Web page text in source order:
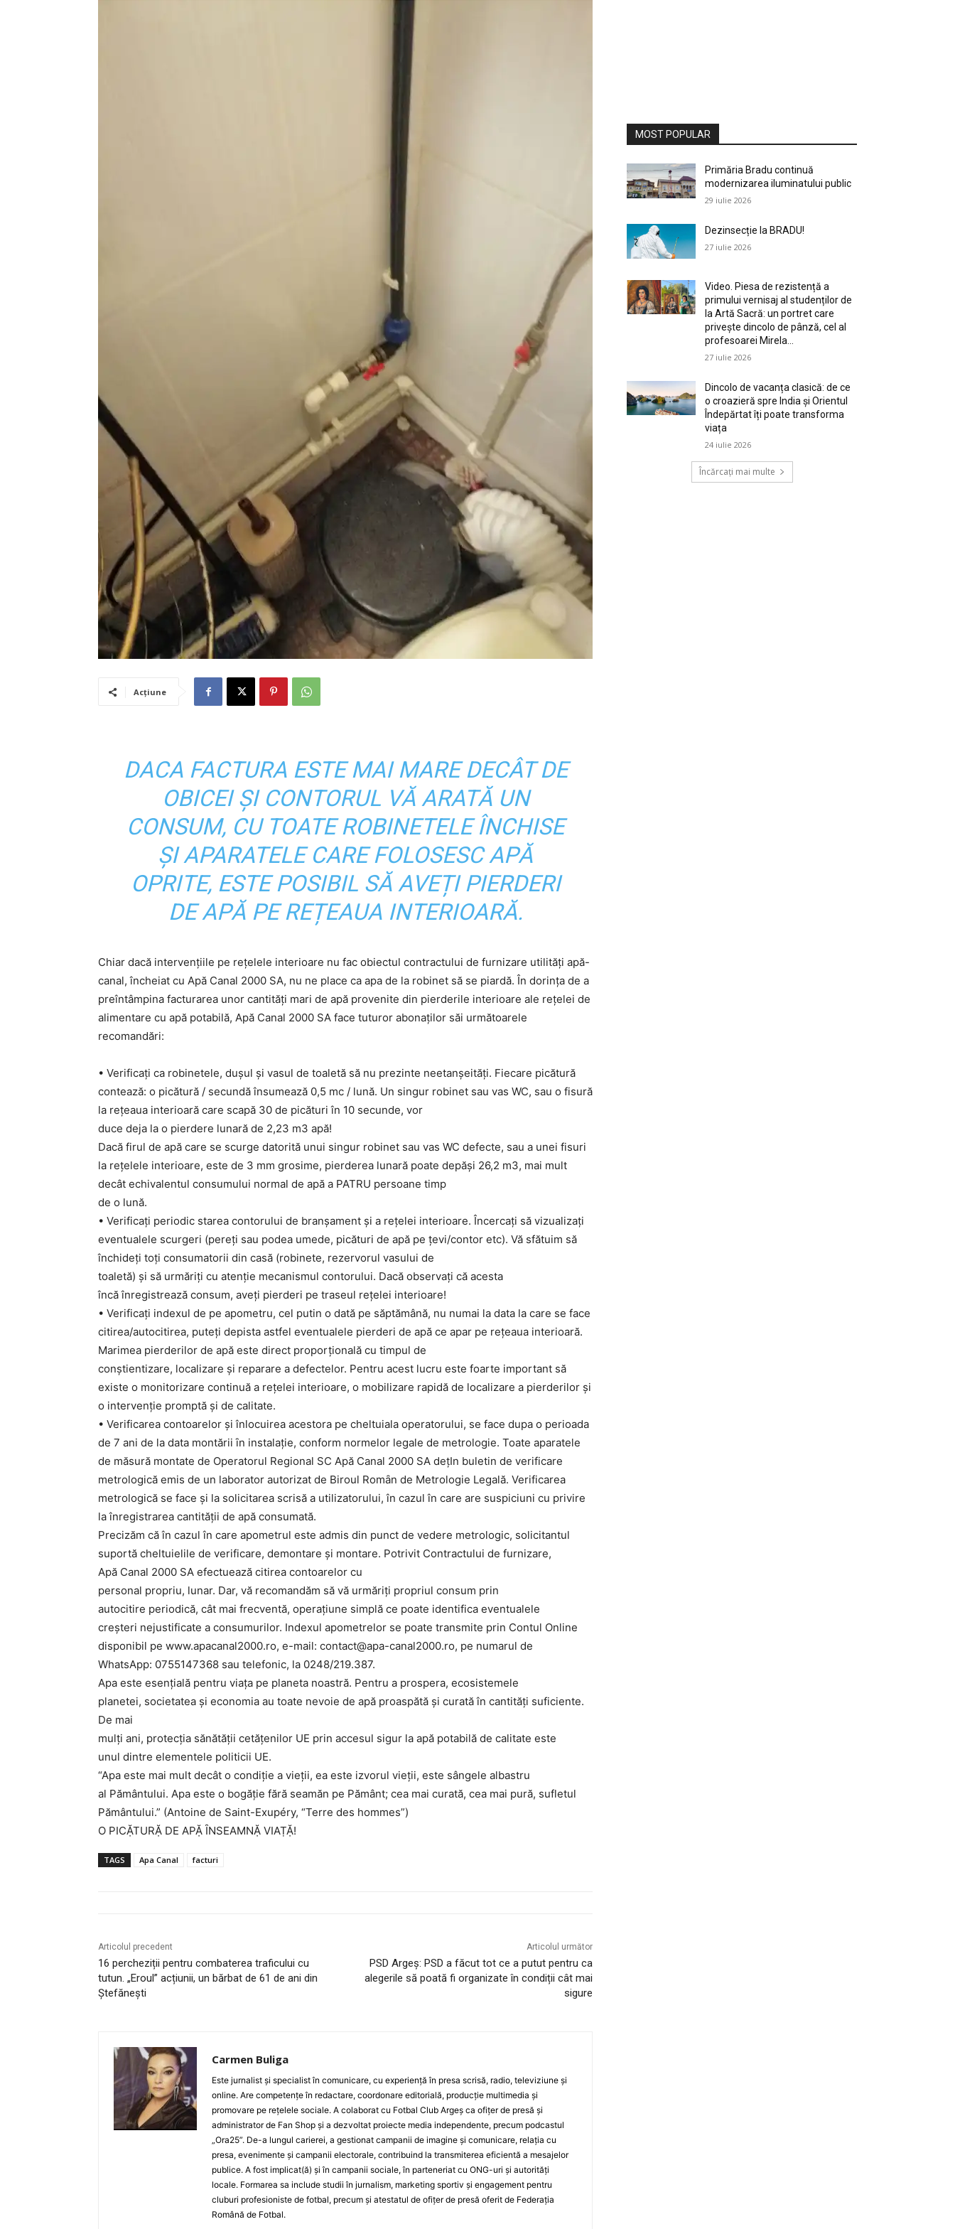
Acțiune
DACA FACTURA ESTE MAI MARE DECÂT DE
OBICEI ȘI CONTORUL VĂ ARATĂ UN
CONSUM, CU TOATE ROBINETELE ÎNCHISE
ȘI APARATELE CARE FOLOSESC APĂ
OPRITE, ESTE POSIBIL SĂ AVEȚI PIERDERI
DE APĂ PE REȚEAUA INTERIOARĂ.
Chiar dacă intervențiile pe rețelele interioare nu fac obiectul contractului de furnizare utilități apă-
canal, încheiat cu Apă Canal 2000 SA, nu ne place ca apa de la robinet să se piardă. În dorința de a
preîntâmpina facturarea unor cantități mari de apă provenite din pierderile interioare ale rețelei de
alimentare cu apă potabilă, Apă Canal 2000 SA face tuturor abonaților săi următoarele
recomandări:
• Verificați ca robinetele, dușul și vasul de toaletă să nu prezinte neetanșeități. Fiecare picătură
contează: o picătură / secundă însumează 0,5 mc / lună. Un singur robinet sau vas WC, sau o fisură
la rețeaua interioară care scapă 30 de picături în 10 secunde, vor
duce deja la o pierdere lunară de 2,23 m3 apă!
Dacă firul de apă care se scurge datorită unui singur robinet sau vas WC defecte, sau a unei fisuri
la rețelele interioare, este de 3 mm grosime, pierderea lunară poate depăşi 26,2 m3, mai mult
decât echivalentul consumului normal de apă a PATRU persoane timp
de o lună.
• Verificați periodic starea contorului de branșament și a rețelei interioare. Încercați să vizualizați
eventualele scurgeri (pereți sau podea umede, picături de apă pe țevi/contor etc). Vă sfătuim să
închideți toți consumatorii din casă (robinete, rezervorul vasului de
toaletă) și să urmăriți cu atenție mecanismul contorului. Dacă observați că acesta
încă înregistrează consum, aveți pierderi pe traseul rețelei interioare!
• Verificați indexul de pe apometru, cel putin o dată pe săptămână, nu numai la data la care se face
citirea/autocitirea, puteți depista astfel eventualele pierderi de apă ce apar pe rețeaua interioară.
Marimea pierderilor de apă este direct proporțională cu timpul de
conștientizare, localizare și reparare a defectelor. Pentru acest lucru este foarte important să
existe o monitorizare continuă a rețelei interioare, o mobilizare rapidă de localizare a pierderilor și
o intervenție promptă și de calitate.
• Verificarea contoarelor şi înlocuirea acestora pe cheltuiala operatorului, se face dupa o perioada
de 7 ani de la data montării ȋn instalaţie, conform normelor legale de metrologie. Toate aparatele
de măsură montate de Operatorul Regional SC Apă Canal 2000 SA deţIn buletin de verificare
metrologică emis de un laborator autorizat de Biroul Romȃn de Metrologie Legală. Verificarea
metrologică se face şi la solicitarea scrisă a utilizatorului, în cazul în care are suspiciuni cu privire
la înregistrarea cantităţii de apă consumată.
Precizăm că în cazul în care apometrul este admis din punct de vedere metrologic, solicitantul
suportă cheltuielile de verificare, demontare și montare. Potrivit Contractului de furnizare,
Apă Canal 2000 SA efectuează citirea contoarelor cu
personal propriu, lunar. Dar, vă recomandăm să vă urmăriți propriul consum prin
autocitire periodică, cât mai frecventă, operațiune simplă ce poate identifica eventualele
creșteri nejustificate a consumurilor. Indexul apometrelor se poate transmite prin Contul Online
disponibil pe www.apacanal2000.ro, e-mail: contact@apa-canal2000.ro, pe numarul de
WhatsApp: 0755147368 sau telefonic, la 0248/219.387.
Apa este esențială pentru viața pe planeta noastră. Pentru a prospera, ecosistemele
planetei, societatea și economia au toate nevoie de apă proaspătă și curată în cantități suficiente.
De mai
mulți ani, protecția sănătății cetățenilor UE prin accesul sigur la apă potabilă de calitate este
unul dintre elementele politicii UE.
“Apa este mai mult decât o condiţie a vieţii, ea este izvorul vieţii, este sângele albastru
al Pământului. Apa este o bogăţie fără seamăn pe Pământ; cea mai curată, cea mai pură, sufletul
Pământului.” (Antoine de Saint-Exupéry, “Terre des hommes”)
O PICẶTURẶ DE APẶ ȊNSEAMNẶ VIAṬẶ!
TAGS Apa Canal facturi
Articolul precedent
16 percheziții pentru combaterea traficului cu
tutun. „Eroul” acțiunii, un bărbat de 61 de ani din
Ștefănești
Articolul următor
PSD Argeș: PSD a făcut tot ce a putut pentru ca
alegerile să poată fi organizate în condiții cât mai
sigure
Carmen Buliga
Este jurnalist și specialist în comunicare, cu experiență în presa scrisă, radio, televiziune și
online. Are competențe în redactare, coordonare editorială, producție multimedia și
promovare pe rețelele sociale. A colaborat cu Fotbal Club Argeș ca ofițer de presă și
administrator de Fan Shop și a dezvoltat proiecte media independente, precum podcastul
„Ora25”. De-a lungul carierei, a gestionat campanii de imagine și comunicare, relația cu
presa, evenimente și campanii electorale, contribuind la transmiterea eficientă a mesajelor
publice. A fost implicat(ă) și în campanii sociale, în parteneriat cu ONG-uri și autorități
locale. Formarea sa include studii în jurnalism, marketing sportiv și engagement pentru
cluburi profesioniste de fotbal, precum și atestatul de ofițer de presă oferit de Federația
Română de Fotbal.
MOST POPULAR
Primăria Bradu continuă
modernizarea iluminatului public
29 iulie 2026
Dezinsecție la BRADU!
27 iulie 2026
Video. Piesa de rezistență a
primului vernisaj al studenților de
la Artă Sacră: un portret care
privește dincolo de pânză, cel al
profesoarei Mirela...
27 iulie 2026
Dincolo de vacanța clasică: de ce
o croazieră spre India și Orientul
Îndepărtat îți poate transforma
viața
24 iulie 2026
Încărcați mai multe